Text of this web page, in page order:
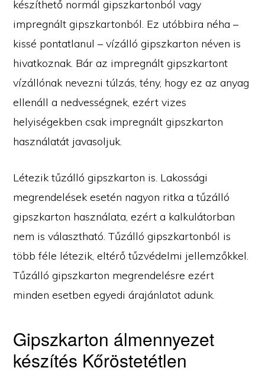
készíthető normál gipszkartonból vagy
impregnált gipszkartonból. Ez utóbbira néha –
kissé pontatlanul – vízálló gipszkarton néven is
hivatkoznak. Bár az impregnált gipszkartont
vízállónak nevezni túlzás, tény, hogy ez az anyag
ellenáll a nedvességnek, ezért vizes
helyiségekben csak impregnált gipszkarton
használatát javasoljuk.
Létezik tűzálló gipszkarton is. Lakossági
megrendelések esetén nagyon ritka a tűzálló
gipszkarton használata, ezért a kalkulátorban
nem is választható. Tűzálló gipszkartonból is
több féle létezik, eltérő tűzvédelmi jellemzőkkel.
Tűzálló gipszkarton megrendelésre ezért
minden esetben egyedi árajánlatot adunk.
Gipszkarton álmennyezet
készítés Kőröstetétlen